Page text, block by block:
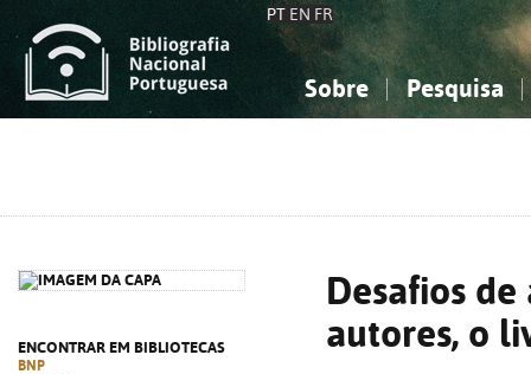
PT EN FR
Sobre Pesquisa
ENCONTRAR EM BIBLIOTECAS
BNP
Desafios
autores, o